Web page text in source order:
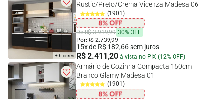
+ 6 cores
Rustic/Preto/Crema Vicenza Madesa 06
(1901)
De R$ 3.919,99 30% OFF
Por: R$ 2.739,99
15x de R$ 182,66 sem juros
R$ 2.411,20 à vista no PIX (12% OFF)
Armário de Cozinha Compacta 150cm
Branco Glamy Madesa 01
(1901)